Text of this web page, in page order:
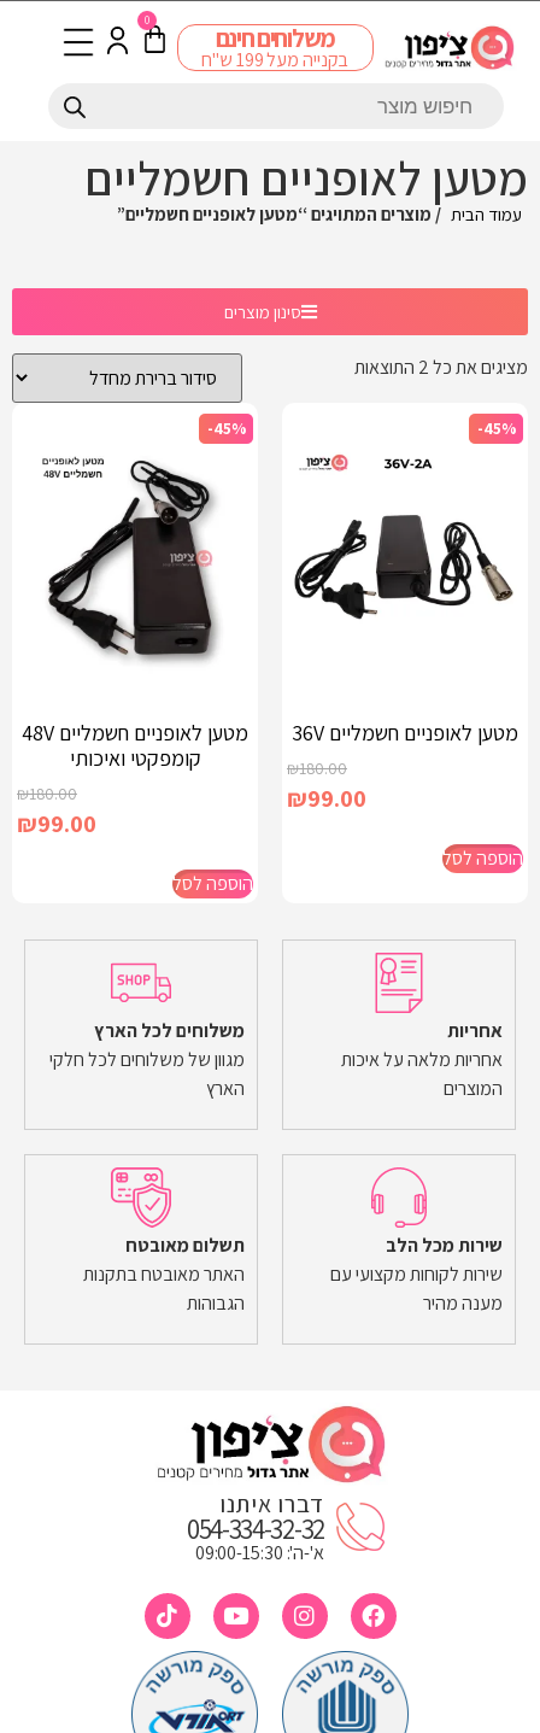
משלוחים חינם
בקנייה מעל 199 ש"ח
0
מטען לאופניים חשמליים
עמוד הבית / מוצרים המתויגים “מטען לאופניים חשמליים”
סינון מוצרים
מציגים את כל ⁦2⁩ התוצאות
-45%
מטען לאופניים חשמליים 36V
₪180.00
₪99.00
הוספה לסל
-45%
מטען לאופניים חשמליים 48V
קומפקטי ואיכותי
₪180.00
₪99.00
הוספה לסל
אחריות
אחריות מלאה על איכות
המוצרים
משלוחים לכל הארץ
מגוון של משלוחים לכל חלקי
הארץ
שירות מכל הלב
שירות לקוחות מקצועי עם
מענה מהיר
תשלום מאובטח
האתר מאובטח בתקנות
הגבוהות
דברו איתנו
054-334-32-32
א'-ה': 09:00-15:30